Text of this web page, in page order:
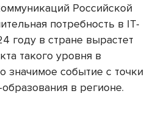
Российской
потребность в IT-
году в стране вырастет
такого уровня в
значимое событие с точки
в регионе.